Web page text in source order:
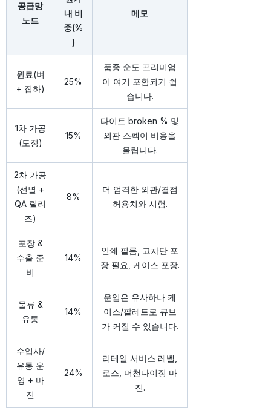
공급망
노드
내 비
중(%
)
메모
원료(벼
+ 집하)
25%
품종 순도 프리미엄
이 여기 포함되기 쉽
습니다.
1차 가공
(도정)
15%
타이트 broken % 및
외관 스펙이 비용을
올립니다.
2차 가공
(선별 +
QA 릴리
즈)
8%
더 엄격한 외관/결점
허용치와 시험.
포장 &
수출 준
비
14%
인쇄 필름, 고차단 포
장 필요, 케이스 포장.
물류 &
유통
14%
운임은 유사하나 케
이스/팔레트로 큐브
가 커질 수 있습니다.
수입사/
유통 운
영 + 마
진
24%
리테일 서비스 레벨,
로스, 머천다이징 마
진.